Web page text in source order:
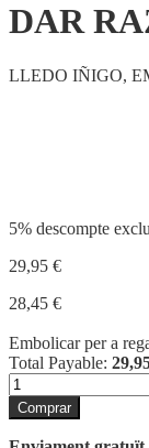
DAR
LLEDO IÑIGO,
5% descompte
29,95 €
28,45 €
Embolicar per a
Total Payable:
quantitat
de
DAR
RAZÓN
Comprar